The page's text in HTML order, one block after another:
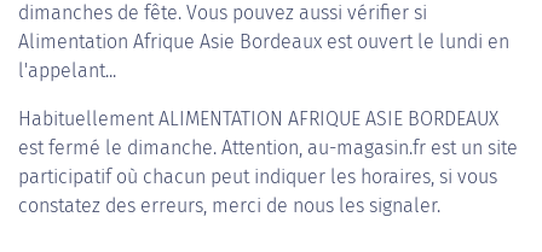
dimanches de fête. Vous pouvez aussi vérifier si
Alimentation Afrique Asie Bordeaux est ouvert le lundi en
l'appelant...
HabituellementALIMENTATION AFRIQUE ASIE BORDEAUX
est fermé le dimanche. Attention, au-magasin.fr est un site
participatif où chacun peut indiquer les horaires, si vous
constatez des erreurs, merci de nous les signaler.